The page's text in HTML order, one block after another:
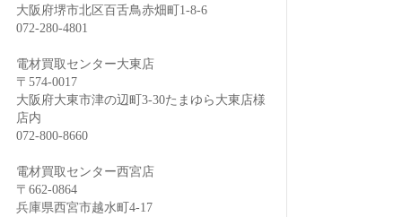
大阪府堺市北区百舌鳥赤畑町1-8-6
072-280-4801
電材買取センター大東店
〒574-0017
大阪府大東市津の辺町3-30たまゆら大東店様
店内
072-800-8660
電材買取センター西宮店
〒662-0864
兵庫県西宮市越水町4-17